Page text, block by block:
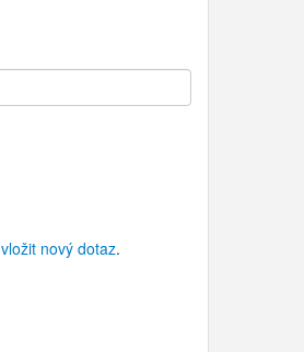
vložit nový dotaz.